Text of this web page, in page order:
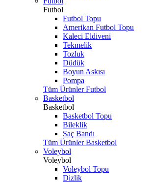
Futbol
Futbol Topu
Amerikan Futbol Topu
Kaleci Eldiveni
Tekmelik
Tozluk
Düdük
Boyun Askısı
Pompa
Tüm Ürünler Futbol
Basketbol
Basketbol
Basketbol Topu
Bileklik
Saç Bandı
Tüm Ürünler Basketbol
Voleybol
Voleybol
Voleybol Topu
Dizlik